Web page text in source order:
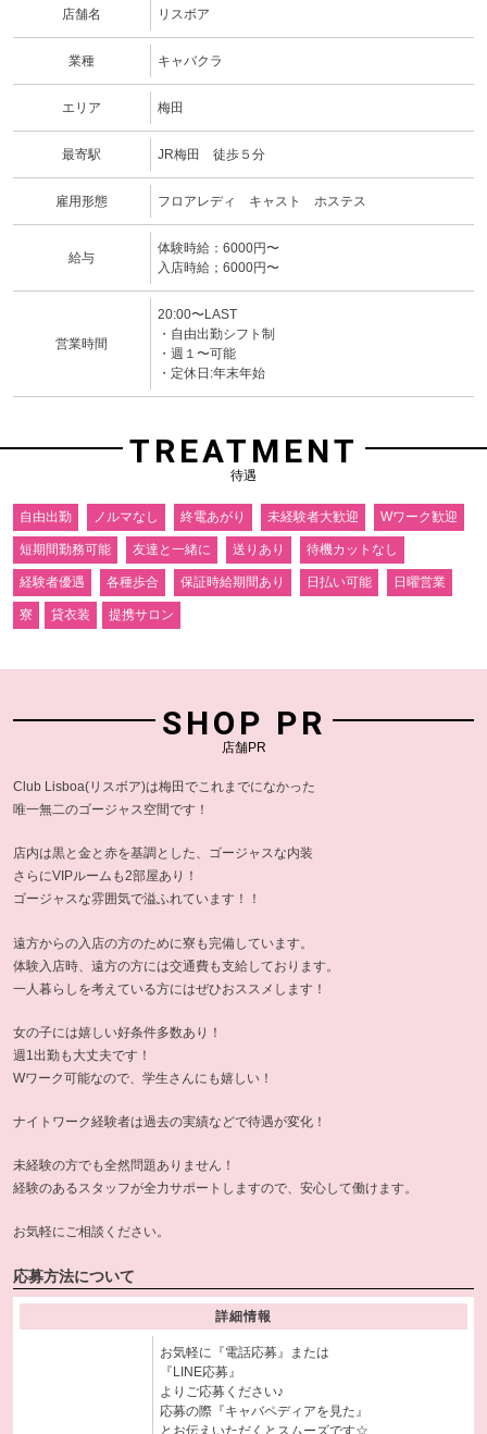
店舗名 リスボア
業種 キャバクラ
エリア 梅田
最寄駅 JR梅田 徒歩５分
雇用形態 フロアレディ キャスト ホステス
給与
体験時給：6000円〜
入店時給；6000円〜
営業時間
20:00〜LAST
・自由出勤シフト制
・週１〜可能
・定休日:年末年始
TREATMENT
待遇
自由出勤 ノルマなし 終電あがり 未経験者大歓迎 Wワーク歓迎
短期間勤務可能 友達と一緒に 送りあり 待機カットなし
経験者優遇 各種歩合 保証時給期間あり 日払い可能 日曜営業
寮 貸衣装 提携サロン
SHOP PR
店舗PR
Club Lisboa(リスボア)は梅田でこれまでになかった
唯一無二のゴージャス空間です！
店内は黒と金と赤を基調とした、ゴージャスな内装
さらにVIPルームも2部屋あり！
ゴージャスな雰囲気で溢ふれています！！
遠方からの入店の方のために寮も完備しています。
体験入店時、遠方の方には交通費も支給しております。
一人暮らしを考えている方にはぜひおススメします！
女の子には嬉しい好条件多数あり！
週1出勤も大丈夫です！
Wワーク可能なので、学生さんにも嬉しい！
ナイトワーク経験者は過去の実績などで待遇が変化！
未経験の方でも全然問題ありません！
経験のあるスタッフが全力サポートしますので、安心して働けます。
お気軽にご相談ください。
応募方法について
詳細情報
お気軽に『電話応募』または
『LINE応募』
よりご応募ください♪
応募の際『キャバペディアを見た』
とお伝えいただくとスムーズです☆